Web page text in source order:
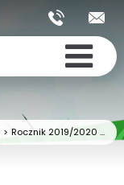
> Rocznik 2019/2020 ...